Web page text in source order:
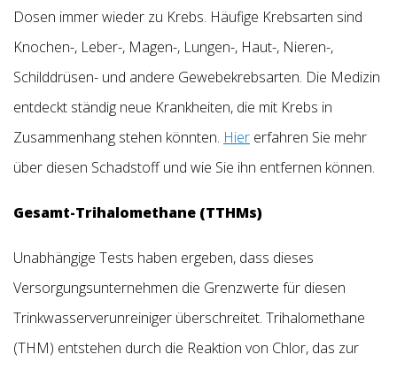
Dosen immer wieder zu Krebs. Häufige Krebsarten sind
Knochen-, Leber-, Magen-, Lungen-, Haut-, Nieren-,
Schilddrüsen- und andere Gewebekrebsarten. Die Medizin
entdeckt ständig neue Krankheiten, die mit Krebs in
Zusammenhang stehen könnten. Hier erfahren Sie mehr
über diesen Schadstoff und wie Sie ihn entfernen können.
Gesamt-Trihalomethane (TTHMs)
Unabhängige Tests haben ergeben, dass dieses
Versorgungsunternehmen die Grenzwerte für diesen
Trinkwasserverunreiniger überschreitet. Trihalomethane
(THM) entstehen durch die Reaktion von Chlor, das zur